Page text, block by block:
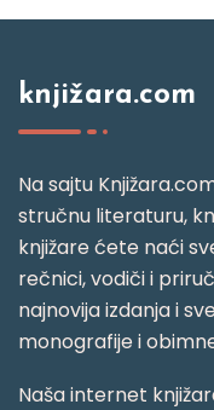
knjižara.com
Na sajtu
stručnu literaturu,
knjižare ćete naći
rečnici, vodiči i
najnovija izdanja i
monografije i
Naša internet